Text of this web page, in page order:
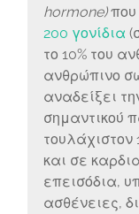
hormone)που
200 γονίδια
το 10% του
ανθρώπινο
αναδείξει
σημαντικού
και σε
επεισόδια,
ασθένειες,